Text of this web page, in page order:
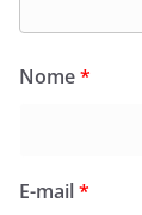
Nome*
E-mail*